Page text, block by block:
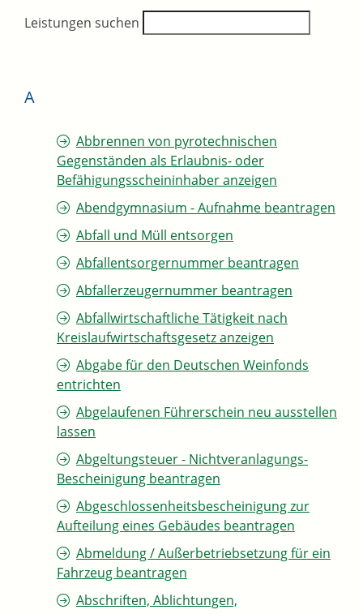
Leistungen suchen
A
Abbrennen von pyrotechnischen
Gegenständen als Erlaubnis- oder
Befähigungsscheininhaber anzeigen
Abendgymnasium - Aufnahme beantragen
Abfall und Müll entsorgen
Abfallentsorgernummer beantragen
Abfallerzeugernummer beantragen
Abfallwirtschaftliche Tätigkeit nach
Kreislaufwirtschaftsgesetz anzeigen
Abgabe für den Deutschen Weinfonds
entrichten
Abgelaufenen Führerschein neu ausstellen
lassen
Abgeltungsteuer - Nichtveranlagungs-
Bescheinigung beantragen
Abgeschlossenheitsbescheinigung zur
Aufteilung eines Gebäudes beantragen
Abmeldung / Außerbetriebsetzung für ein
Fahrzeug beantragen
Abschriften, Ablichtungen,